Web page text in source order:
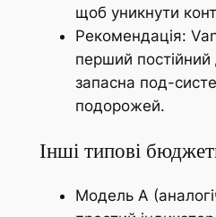
щоб уникнути
Рекомендація:
перший
запасна под-
подорожей.
Інші типові
Модель A